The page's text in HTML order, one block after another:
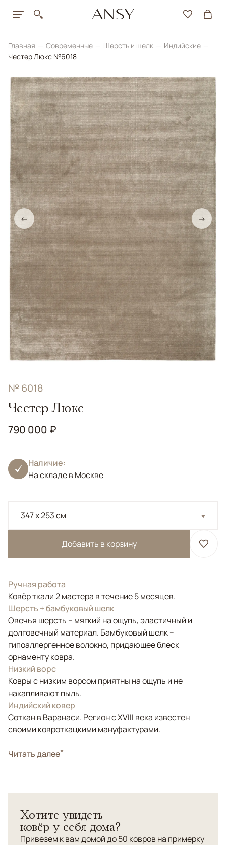
Главная Современные Шерсть и шелк
Индийские
Честер Люкс №6018
← →
№ 6018
Честер Люкс
790 000 ₽
Наличие:
На складе в Москве
347 x 253 см
Добавить в корзину
Ручная работа
Ковёр ткали 2 мастера в течение 5 месяцев.
Шерсть + бамбуковый шелк
Овечья шерсть – мягкий на ощупь, эластичный и
долговечный материал. Бамбуковый шелк –
гипоаллергенное волокно, придающее блеск
орнаменту ковра.
Низкий ворс
Ковры с низким ворсом приятны на ощупь и не
накапливают пыль.
Индийский ковер
Соткан в Варанаси. Регион с XVIII века известен
своими ковроткацкими мануфактурами.
СтильСовременные
плотности, созданные для интерьеров, где важны
статус, тактильность и глубина материала.
Лаконичный дизайн и благородная текстура делают
Читать далее
Хотите увидеть
ковёр у себя дома?
Привезем к вам домой до 50 ковров на примерку